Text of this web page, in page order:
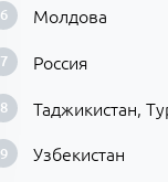
Молдова
Россия
Таджикистан,
Узбекистан